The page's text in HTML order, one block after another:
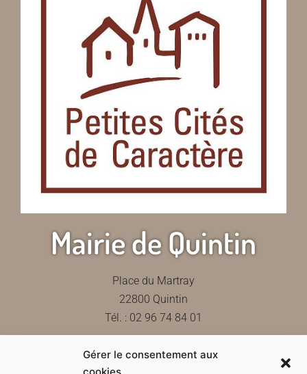
Gérer le consentement aux
Mairie de Quintin
Place du Martray
22800 Quintin
Tél. : 02 96 74 84 01
Contactez-nous